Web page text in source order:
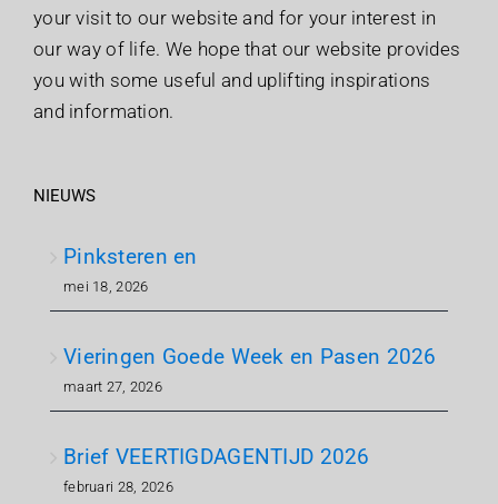
your visit to our website and for your interest in
our way of life. We hope that our website provides
you with some useful and uplifting inspirations
and information.
NIEUWS
Pinksteren en
mei 18, 2026
Vieringen Goede Week en Pasen 2026
maart 27, 2026
Brief VEERTIGDAGENTIJD 2026
februari 28, 2026